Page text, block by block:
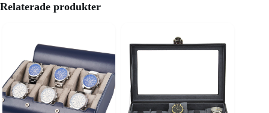
Relaterade produkter